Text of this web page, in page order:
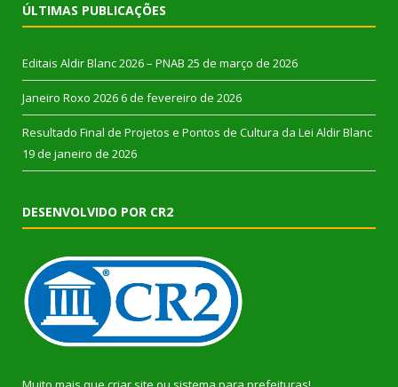
ÚLTIMAS PUBLICAÇÕES
Editais Aldir Blanc 2026 – PNAB 25 de março de 2026
Janeiro Roxo 2026 6 de fevereiro de 2026
Resultado Final de Projetos e Pontos de Cultura da Lei Aldir Blanc
19 de janeiro de 2026
DESENVOLVIDO POR CR2